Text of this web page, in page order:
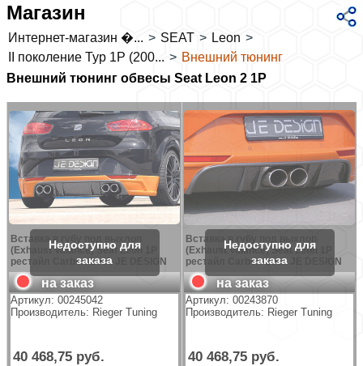
Магазин
Интернет-магазин �... > SEAT > Leon >
II поколение Typ 1P (200... > Внешний тюнинг
Внешний тюнинг обвесы Seat Leon 2 1P
Вставка в губу под выхлоп
(Exhaust Valance) Seat Leon 1P
рестайл Carbon-Look JE DESIGN
на заказ
Артикул: 00245042
Производитель: Rieger Tuning
40 468,75 руб.
Вставка в губу под выхлоп
(Exhaust Valance) Seat Leon 1P
рестайл Carbon-Look JE DESIGN
на заказ
Артикул: 00243870
Производитель: Rieger Tuning
40 468,75 руб.